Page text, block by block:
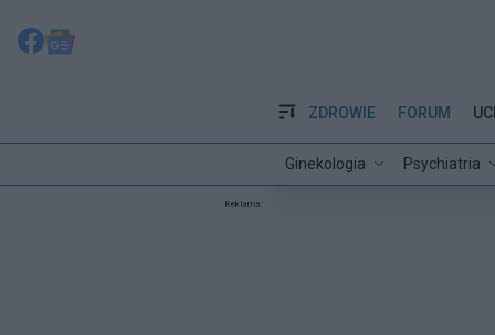
ZDROWIE
Ginekologia Psychiatria
FORUM
Reklama: